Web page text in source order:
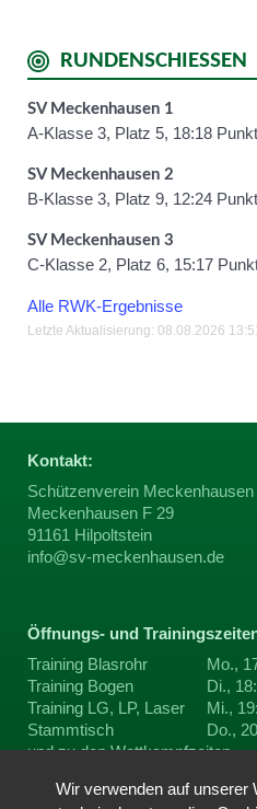
RUNDENSCHIESSEN
SV Meckenhausen 1
A-Klasse 3, Platz 5, 18:18
SV Meckenhausen 2
B-Klasse 3, Platz 9, 12:24
SV Meckenhausen 3
C-Klasse 2, Platz 6, 15:17
Alle RWK-Ergebnisse
Letzte Aktualisierung: 08.08.2026
Kontakt:
Schützenverein Meckenhausen
Meckenhausen F 29
91161 Hilpoltstein
info@sv-meckenhausen.de
Öffnungs- und
Training Blasrohr
Mo.,
Training Bogen
Di.,
Training LG, LP, Laser
Mi.,
Stammtisch
Do.,
und zu denWettkampfzeiten
Wir verwenden auf unserer